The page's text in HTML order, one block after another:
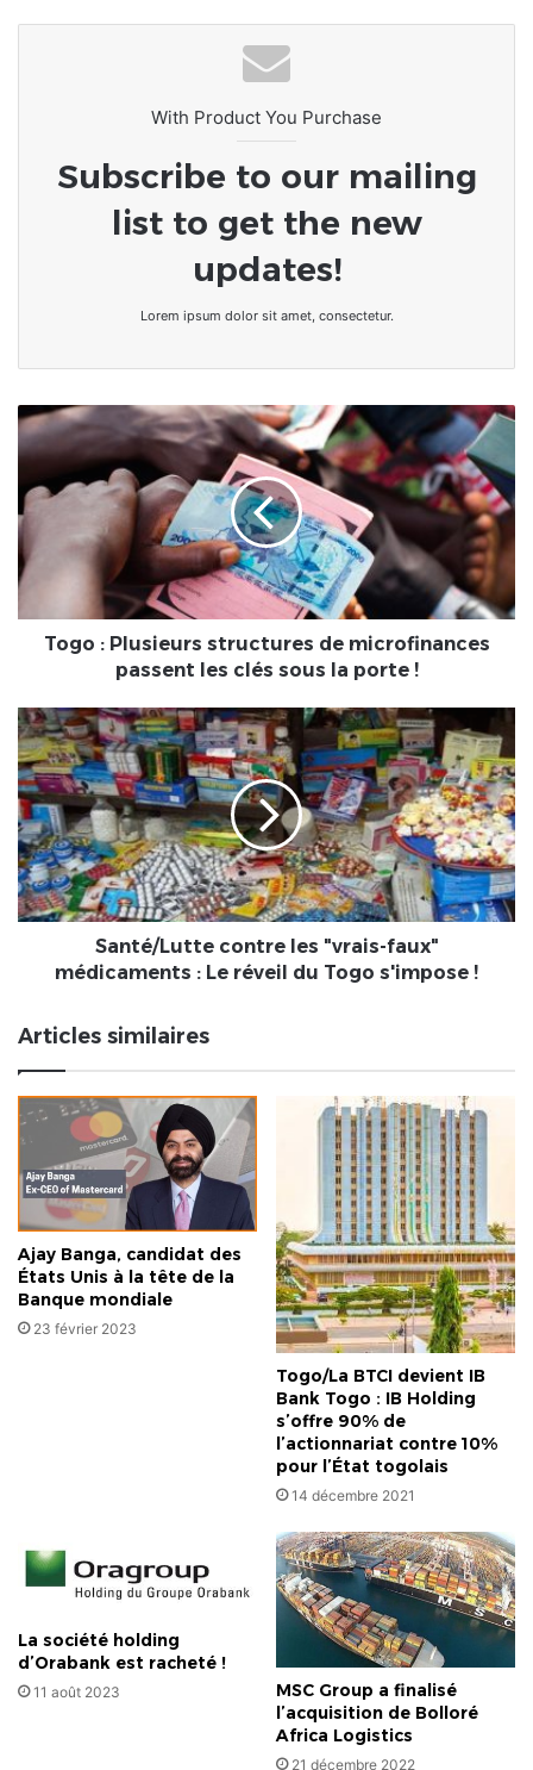
With Product You Purchase
Subscribe to our mailing
list to get the new
updates!
Lorem ipsum dolor sit amet, consectetur.
Togo
structures
de
microfinances
passent
les
clés
sous
!
Togo : Plusieurs structures de microfinances
passent les clés sous la porte !
Santé/Lutte
contre
les
"vrais-
faux"
médicaments
:
Le
réveil
Santé/Lutte contre les "vrais-faux"
médicaments : Le réveil du Togo s'impose !
Articles similaires
Ajay Banga, candidat des
États Unis à la tête de la
Banque mondiale
23 février 2023
Togo/La BTCI devient IB
Bank Togo : IB Holding
s’offre 90% de
l’actionnariat contre 10%
pour l’État togolais
14 décembre 2021
La société holding
d’Orabank est racheté !
11 août 2023
MSC Group a finalisé
l’acquisition de Bolloré
Africa Logistics
21 décembre 2022